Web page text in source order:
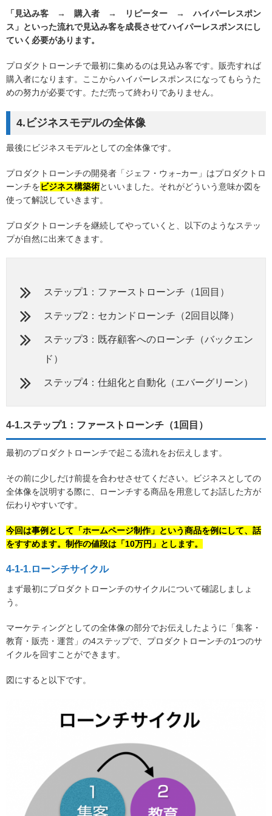
「見込み客 → 購入者 → リピーター → ハイパーレスポン
ス」といった流れで見込み客を成長させてハイパーレスポンスにし
ていく必要があります。
プロダクトローンチで最初に集めるのは見込み客です。販売すれば
購入者になります。ここからハイパーレスポンスになってもらうた
めの努力が必要です。ただ売って終わりでありません。
4.ビジネスモデルの全体像
最後にビジネスモデルとしての全体像です。
プロダクトローンチの開発者「ジェフ・ウォ−カー」はプロダクトロ
ーンチをビジネス構築術といいました。それがどういう意味か図を
使って解説していきます。
プロダクトローンチを継続してやっていくと、以下のようなステッ
プが自然に出来てきます。
ステップ1：ファーストローンチ（1回目）
ステップ2：セカンドローンチ（2回目以降）
ステップ3：既存顧客へのローンチ（バックエン
ド）
ステップ4：仕組化と自動化（エバーグリーン）
4-1.ステップ1：ファーストローンチ（1回目）
最初のプロダクトローンチで起こる流れをお伝えします。
その前に少しだけ前提を合わせさせてください。ビジネスとしての
全体像を説明する際に、ローンチする商品を用意してお話した方が
伝わりやすいです。
今回は事例として「ホームページ制作」という商品を例にして、話
をすすめます。制作の値段は「10万円」とします。
4-1-1.ローンチサイクル
まず最初にプロダクトローンチのサイクルについて確認しましょ
う。
マーケティングとしての全体像の部分でお伝えしたように「集客・
教育・販売・運営」の4ステップで、プロダクトローンチの1つのサ
イクルを回すことができます。
図にすると以下です。